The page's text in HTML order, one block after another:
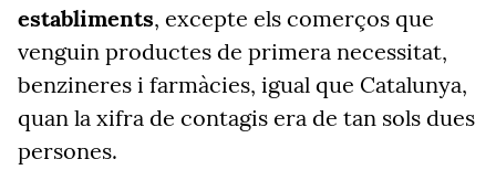
establiments, excepte els comerços que
venguin productes de primera necessitat,
benzineres i farmàcies, igual que Catalunya,
quan la xifra de contagis era de tan sols dues
persones.